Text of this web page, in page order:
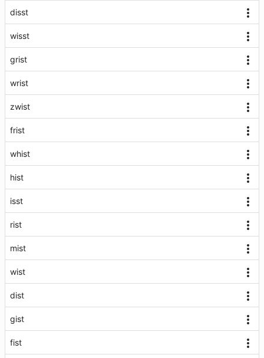
disst
wisst
grist
wrist
zwist
frist
whist
hist
isst
rist
mist
wist
dist
gist
fist